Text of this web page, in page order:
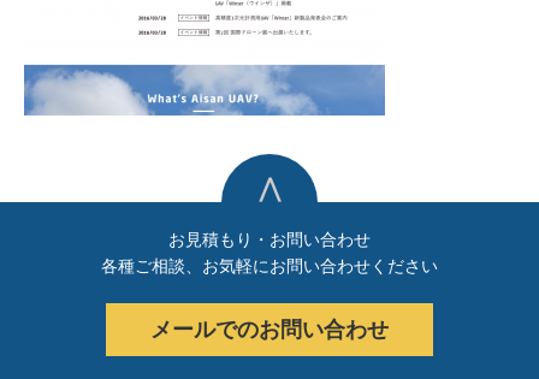
∧
お見積もり・お問い合わせ
各種ご相談、お気軽にお問い合わせください
メールでのお問い合わせ